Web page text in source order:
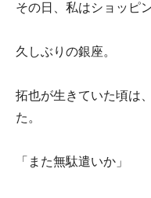
その日、私はショッピ
久しぶりの銀座。
拓也が生きていた頃は
た。
「また無駄遣いか」